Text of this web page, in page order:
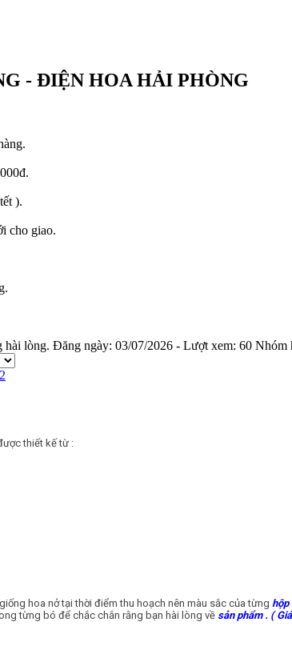
- ĐIỆN HOA HẢI PHÒNG
).
cho giao.
hài lòng. Đăng ngày: 03/07/2026 - Lượt xem: 60 Nhóm
thiết kế từ :
hoa nở tại thời điểm thu hoạch nên màu sắc của từng hộp
từng bó để chắc chắn rằng bạn hài lòng về sản phẩm. (